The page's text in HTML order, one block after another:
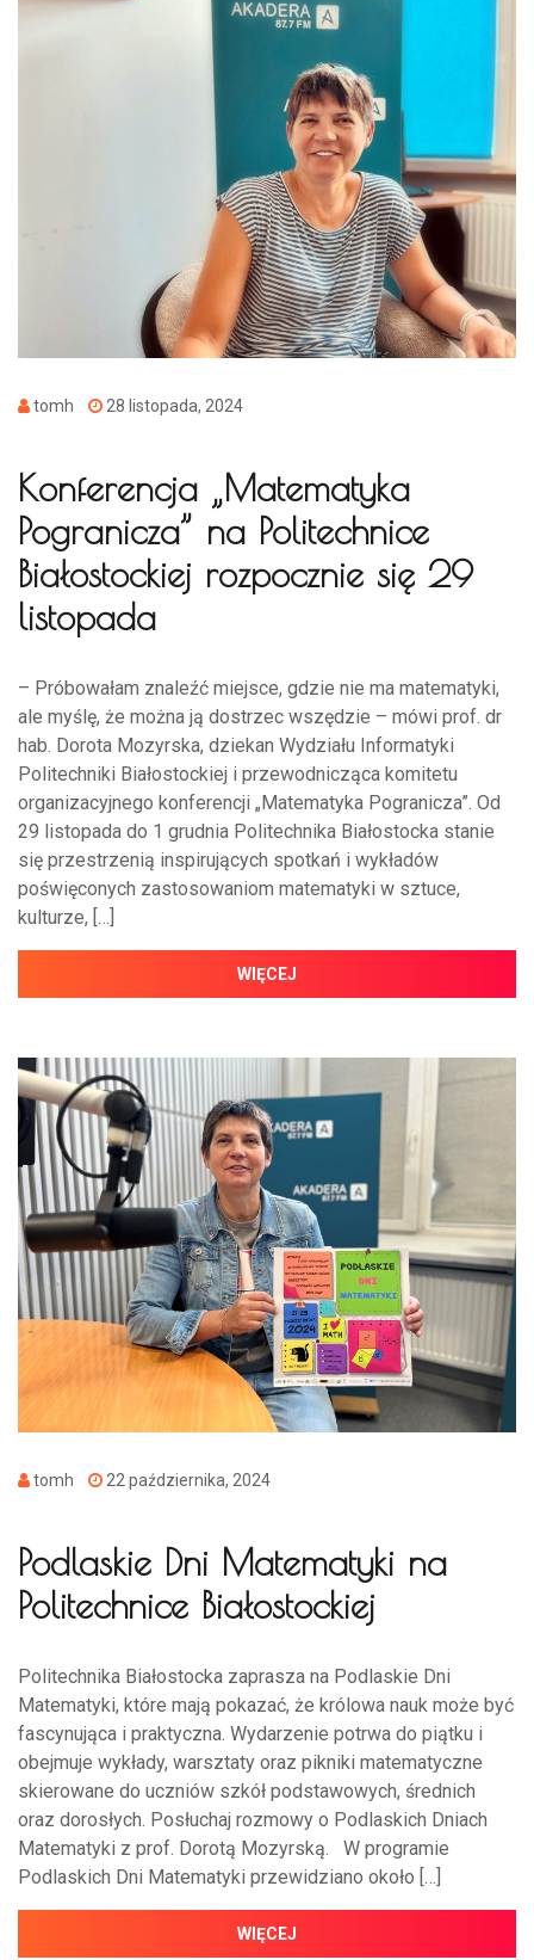
tomh 28 listopada, 2024
Konferencja „Matematyka
Pogranicza” na Politechnice
Białostockiej rozpocznie się 29
listopada
– Próbowałam znaleźć miejsce, gdzie nie ma matematyki,
ale myślę, że można ją dostrzec wszędzie – mówi prof. dr
hab. Dorota Mozyrska, dziekan Wydziału Informatyki
Politechniki Białostockiej i przewodnicząca komitetu
organizacyjnego konferencji „Matematyka Pogranicza”. Od
29 listopada do 1 grudnia Politechnika Białostocka stanie
się przestrzenią inspirujących spotkań i wykładów
poświęconych zastosowaniom matematyki w sztuce,
kulturze, […]
WIĘCEJ
tomh 22 października, 2024
Podlaskie Dni Matematyki na
Politechnice Białostockiej
Politechnika Białostocka zaprasza na Podlaskie Dni
Matematyki, które mają pokazać, że królowa nauk może być
fascynująca i praktyczna. Wydarzenie potrwa do piątku i
obejmuje wykłady, warsztaty oraz pikniki matematyczne
skierowane do uczniów szkół podstawowych, średnich
oraz dorosłych. Posłuchaj rozmowy o Podlaskich Dniach
Matematyki z prof. Dorotą Mozyrską. W programie
Podlaskich Dni Matematyki przewidziano około […]
WIĘCEJ